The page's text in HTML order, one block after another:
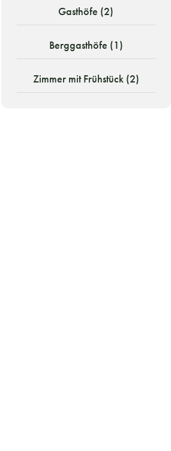
Gasthöfe (2)
Berggasthöfe (1)
Zimmer mit Frühstück (2)